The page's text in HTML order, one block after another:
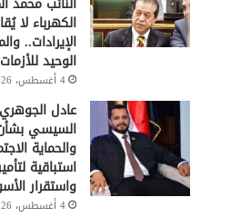
الكهرباء لا
الإيرادات..
الوحيد للأزمات
4 أغسطس، 2026
عادل
السيسي
والحماية
استباقية
واستقرار
4 أغسطس، 2026